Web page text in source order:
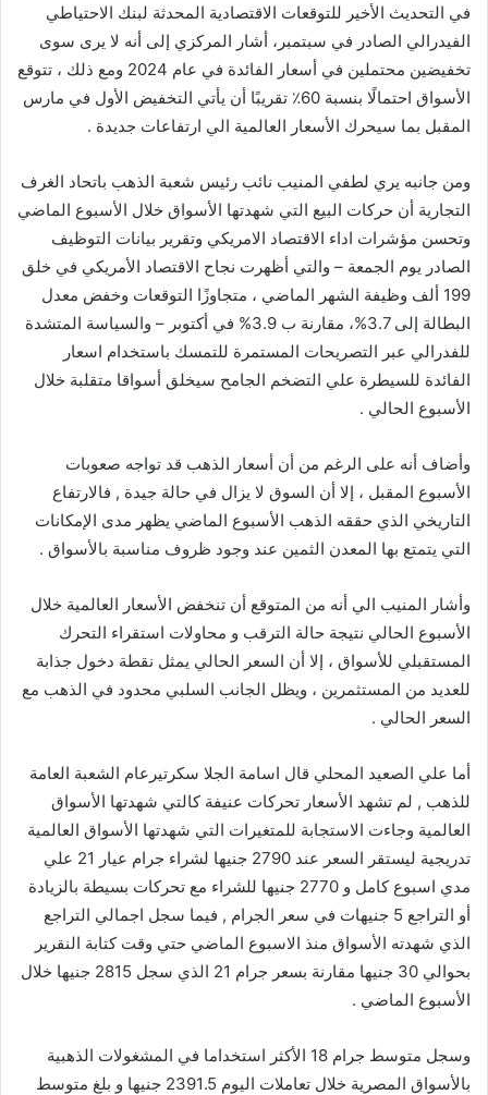
في التحديث الأخير للتوقعات الاقتصادية المحدثة لبنك الاحتياطي
الفيدرالي الصادر في سبتمبر، أشار المركزي إلى أنه لا يرى سوى
تخفيضين محتملين في أسعار الفائدة في عام 2024 ومع ذلك ، تتوقع
الأسواق احتمالًا بنسبة 60٪ تقريبًا أن يأتي التخفيض الأول في مارس
المقبل بما سيحرك الأسعار العالمية الي ارتفاعات جديدة .
ومن جانبه يري لطفي المنيب نائب رئيس شعبة الذهب باتحاد الغرف
التجارية أن حركات البيع التي شهدتها الأسواق خلال الأسبوع الماضي
وتحسن مؤشرات اداء الاقتصاد الامريكي وتقرير بيانات التوظيف
الصادر يوم الجمعة – والتي أظهرت نجاح الاقتصاد الأمريكي في خلق
199 ألف وظيفة الشهر الماضي ، متجاوزًا التوقعات وخفض معدل
البطالة إلى 3.7%، مقارنة ب 3.9% في أكتوبر – والسياسة المتشدة
للفدرالي عبر التصريحات المستمرة للتمسك باستخدام اسعار
الفائدة للسيطرة علي التضخم الجامح سيخلق أسواقا متقلبة خلال
الأسبوع الحالي .
وأضاف أنه على الرغم من أن أسعار الذهب قد تواجه صعوبات
الأسبوع المقبل ، إلا أن السوق لا يزال في حالة جيدة , فالارتفاع
التاريخي الذي حققه الذهب الأسبوع الماضي يظهر مدى الإمكانات
التي يتمتع بها المعدن الثمين عند وجود ظروف مناسبة بالأسواق .
وأشار المنيب الي أنه من المتوقع أن تنخفض الأسعار العالمية خلال
الأسبوع الحالي نتيجة حالة الترقب و محاولات استقراء التحرك
المستقبلي للأسواق ، إلا أن السعر الحالي يمثل نقطة دخول جذابة
للعديد من المستثمرين ، ويظل الجانب السلبي محدود في الذهب مع
السعر الحالي .
أما علي الصعيد المحلي قال اسامة الجلا سكرتيرعام الشعبة العامة
للذهب , لم تشهد الأسعار تحركات عنيفة كالتي شهدتها الأسواق
العالمية وجاءت الاستجابة للمتغيرات التي شهدتها الأسواق العالمية
تدريجية ليستقر السعر عند 2790 جنيها لشراء جرام عيار 21 علي
مدي اسبوع كامل و 2770 جنيها للشراء مع تحركات بسيطة بالزيادة
أو التراجع 5 جنيهات في سعر الجرام , فيما سجل اجمالي التراجع
الذي شهدته الأسواق منذ الاسبوع الماضي حتي وقت كتابة النقرير
بحوالي 30 جنيها مقارنة بسعر جرام 21 الذي سجل 2815 جنيها خلال
الأسبوع الماضي .
وسجل متوسط جرام 18 الأكثر استخداما في المشغولات الذهبية
بالأسواق المصرية خلال تعاملات اليوم 2391.5 جنيها و بلغ متوسط